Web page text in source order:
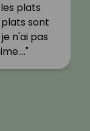
plats
plats sont
n'ai pas